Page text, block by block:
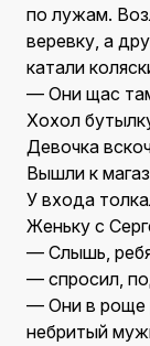
по лужам.
веревку, а
катали
— Они щас
Хохол
Девочка
Вышли к
У входа
Женьку с
— Слышь,
— спросил,
— Они в роще
небритый